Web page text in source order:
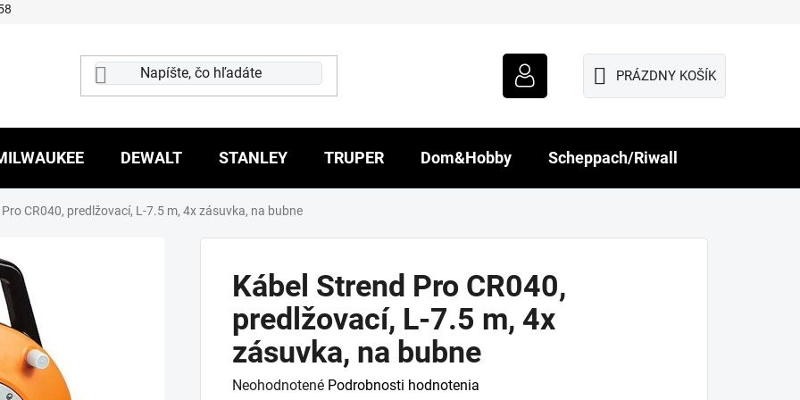
NÁKUPNÝ
PRÁZDNY KOŠÍK
DEWALT STANLEY TRUPER Dom&Hobby Scheppach/Riwall
CR040, predlžovací, L-7.5 m, 4x zásuvka, na bubne
Kábel Strend Pro CR040,
predlžovací, L-7.5 m, 4x
zásuvka, na bubne
Priemerné
Neohodnotené Podrobnosti hodnotenia